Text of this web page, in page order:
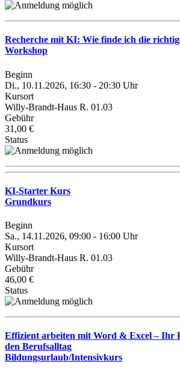
Recherche mit KI: Wie finde ich die
Workshop
Beginn
Di., 10.11.2026, 16:30 - 20:30 Uhr
Kursort
Willy-Brandt-Haus R. 01.03
Gebühr
31,00 €
Status
KI-Starter Kurs
Grundkurs
Beginn
Sa., 14.11.2026, 09:00 - 16:00 Uhr
Kursort
Willy-Brandt-Haus R. 01.03
Gebühr
46,00 €
Status
Effizient arbeiten mit Word & Excel – Ihr
den Berufsalltag
Bildungsurlaub/Intensivkurs